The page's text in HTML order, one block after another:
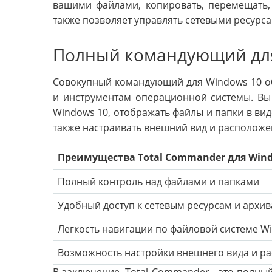
вашими файлами, копировать,
также позволяет управлять сетевыми
Полный командующий
Совокупный командующий для Windows 10
и инструментам операционной системы.
Windows 10, отображать файлы и папки в
также настраивать внешний вид и
Преимущества Total Commander для
Полный контроль над файлами и папками
Удобный доступ к сетевым ресурсам и
Легкость навигации по файловой системе
Возможность настройки внешнего вида и